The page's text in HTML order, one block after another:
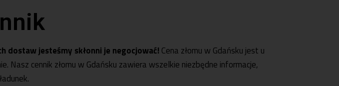
dostaw jesteśmy skłonni je negocjować! Cena złomu w Gdańsku jest u
Nasz cennik złomu w Gdańsku zawiera wszelkie niezbędne informacje,